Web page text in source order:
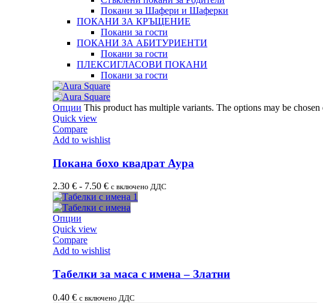
Покани за Шафери и Шаферки
ПОКАНИ ЗА КРЪЩЕНИЕ
Покани за гости
ПОКАНИ ЗА АБИТУРИЕНТИ
Покани за гости
ПЛЕКСИГЛАСОВИ ПОКАНИ
Покани за гости
Опции This product has multiple variants. The options may be chosen
Quick view
Compare
Add to wishlist
Покана бохо квадрат Аура
2.30 € - 7.50 € с включено ДДС
Опции
Quick view
Compare
Add to wishlist
Табелки за маса с имена – Златни
0.40 € с включено ДДС